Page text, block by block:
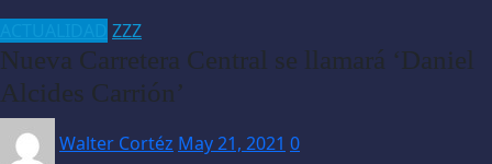
ZZZ
Nueva Carretera Central se llamará ‘Daniel
Alcides Carrión’
Walter Cortéz May 21, 2021 0